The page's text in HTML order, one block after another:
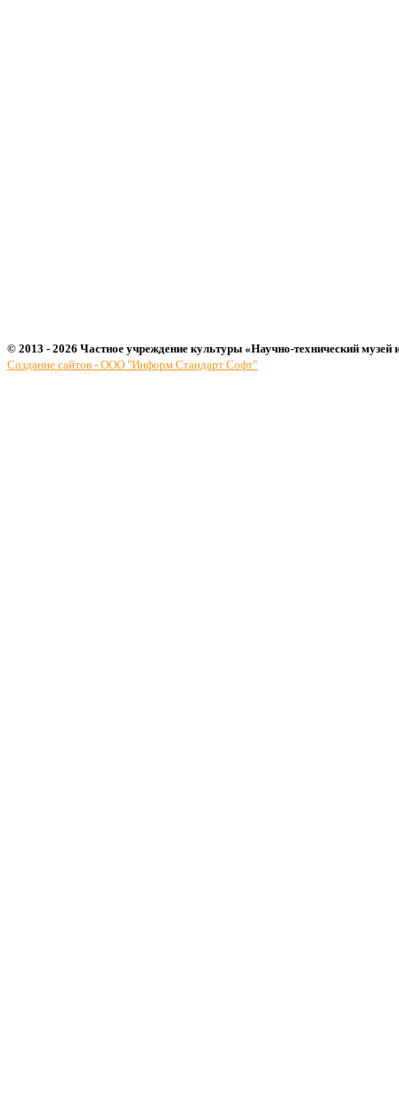
© 2013 - 2026 Частное учреждение культуры «Научно-технический музей
Создание сайтов - ООО "Информ Стандарт Софт"